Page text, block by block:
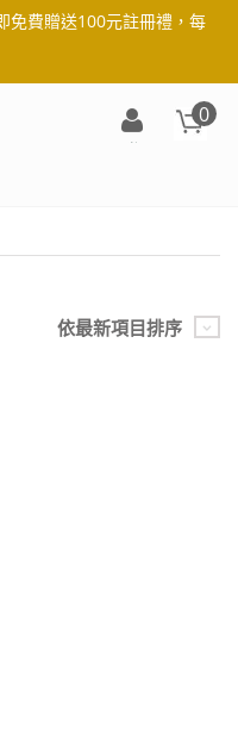
費贈送100元註冊禮，每
0
依最新項目排序